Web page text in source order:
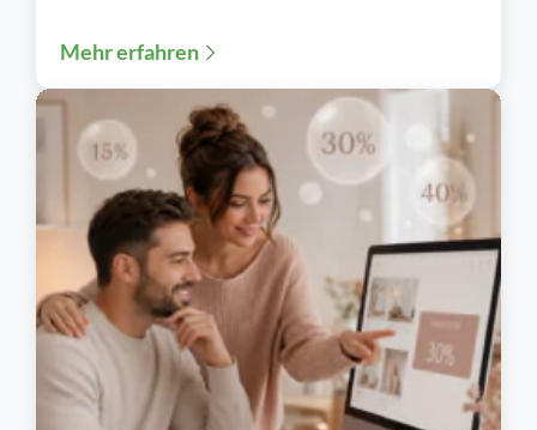
digitaler Einkaufsmöglichkeiten und einer
zunehmenden...
Mehr erfahren